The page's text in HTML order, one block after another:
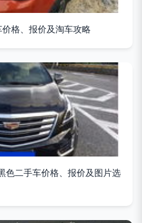
格、报价及淘车攻略
色二手车价格、报价及图片选